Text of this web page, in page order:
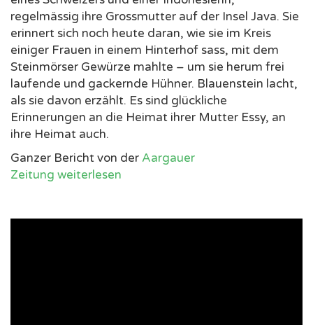
regelmässig ihre Grossmutter auf der Insel Java. Sie
erinnert sich noch heute daran, wie sie im Kreis
einiger Frauen in einem Hinterhof sass, mit dem
Steinmörser Gewürze mahlte – um sie herum frei
laufende und gackernde Hühner. Blauenstein lacht,
als sie davon erzählt. Es sind glückliche
Erinnerungen an die Heimat ihrer Mutter Essy, an
ihre Heimat auch.
Ganzer Bericht von der Aargauer
Zeitung weiterlesen